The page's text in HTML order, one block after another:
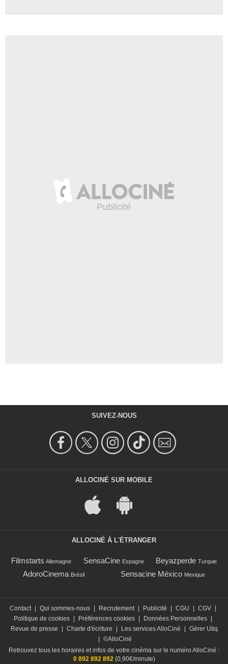
SUIVEZ-NOUS
ALLOCINÉ SUR MOBILE
ALLOCINÉ À L'ÉTRANGER
Filmstarts Allemagne SensaCine Espagne Beyazperde Turquie
AdoroCinema Brésil Sensacine México Mexique
Contact Qui sommes-nous Recrutement Publicité CGU CGV
Politique de cookies
Préférences cookies Données Personnelles
Revue de presse
Charte d'écriture Les services AlloCiné
Gérer Utiq
©AlloCiné
Retrouvez tous les horaires et infos de votre cinéma sur le numéro AlloCiné :
0 892 892 892(0,90€/minute)